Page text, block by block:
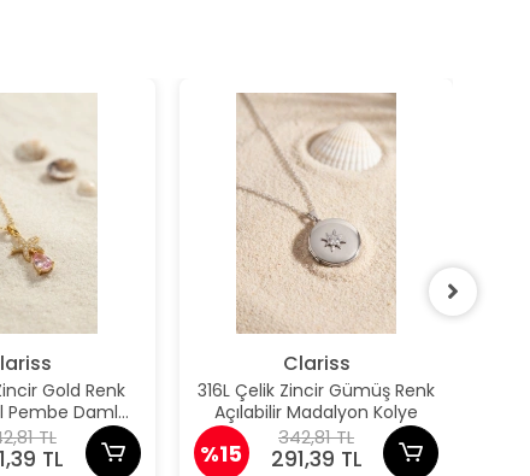
Gold Renk
Pembe Damla
Kolye
TL
TL
Clariss
316L Çelik Zincir Gümüş Renk
Açılabilir Madalyon Kolye
%15
342,81 TL
291,39 TL